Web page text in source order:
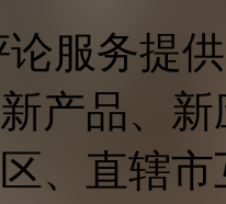
服务提
产品、
、直辖